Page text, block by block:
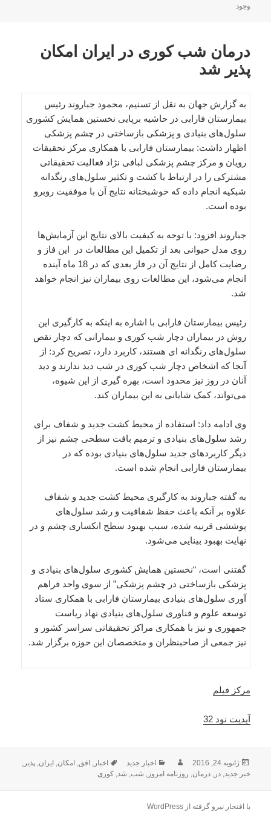
در
وجود
درمان شب کوری در ایران امکان
پذیر شد
به گزارش جهان به نقل از تسنیم، محمود جباروند رئیس
بیمارستان فارابی در حاشیه برپایی نخستین همایش کشوری
سلول‌های بنیادی و پزشکی بازساختی در چشم پزشکی
اظهار داشت: بیمارستان فارابی با همکاری مرکز تحقیقات
رویان و مرکز چشم پزشکی لبافی نژاد فعالیت تحقیقاتی
مشترکی را در ارتباط با کشت و تکثیر سلول‌های رنگدانه
شبکیه انجام داده که خوشبختانه نتایج آن با موفقیت روبرو
بوده است.
جباروند افزود: با توجه به کیفیت بالای نتایج این آزمایش‌ها
روی مدل حیوانی بعد از تکمیل این مطالعات در این فاز و
رضایت کامل از نتایج آن در فاز بعدی که در 18 ماه آینده
انجام می‌شود، این مطالعات روی بیماران نیز انجام خواهد
شد.
رئیس بیمارستان فارابی با اشاره به اینکه به کارگیری این
روش در بیماران دچار شب کوری و بیمارانی که دچار نقص
سلول‌های رنگدانه ای هستند، کاربرد دارد، تصریح کرد: از
آنجا که اشخاص دچار شب کوری در شب دید ندارند و دید
آنان در روز نیز محدود است، بهره گیری از این شیوه،
می‌تواند، کمک شایانی به این بیماران کند.
وی ادامه داد: استفاده از محیط کشت جدید و شفاف برای
رشد سلول‌های بنیادی و ترمیم بافت سطحی چشم نیز از
دیگر کاربردهای جدید سلول‌های بنیادی بوده که در
بیمارستان فارابی انجام شده است.
به گفته جباروند به کارگیری محیط کشت جدید و شفاف
علاوه بر آنکه باعث حفظ شفافیت و رشد سلول‌های
پوششی قرنیه شده، سبب بهبود سطح انکساری چشم و در
نهایت بهبود بینایی می‌شود.
گفتنی است، “نخستین همایش کشوری سلول‌های بنیادی و
پزشکی بازساختی در چشم پزشکی” از سوی واحد فراهم
آوری سلول‌های بنیادی بیمارستان فارابی با همکاری ستاد
توسعه علوم و فناوری سلول‌های بنیادی نهاد ریاست
جمهوری و نیز با همکاری مراکز تحقیقاتی سراسر کشور و
نیز جمعی از صاحبنظران و متخصصان این حوزه برگزار شد.
مرکز فیلم
آپدیت نود 32
ارسال
شده
ژانویه 24, 2016 نویسندهدسته‌ها
اخبار جدید برچسب‌ها
اخبار, افق, امکان, ایران,پذیر,
خبر جدید,در,درمان, روزنامه امروز, شب, شد,کوری
با افتخار نیرو گرفته از WordPress